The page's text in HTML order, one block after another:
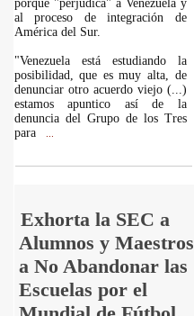
porque "perjudica" a Venezuela y
al proceso de integración de
América del Sur.
"Venezuela está estudiando la
posibilidad, que es muy alta, de
denunciar otro acuerdo viejo (...)
estamos apuntico así de la
denuncia del Grupo de los Tres
para
Exhorta la SEC a
Alumnos y Maestros
a No Abandonar las
Escuelas por el